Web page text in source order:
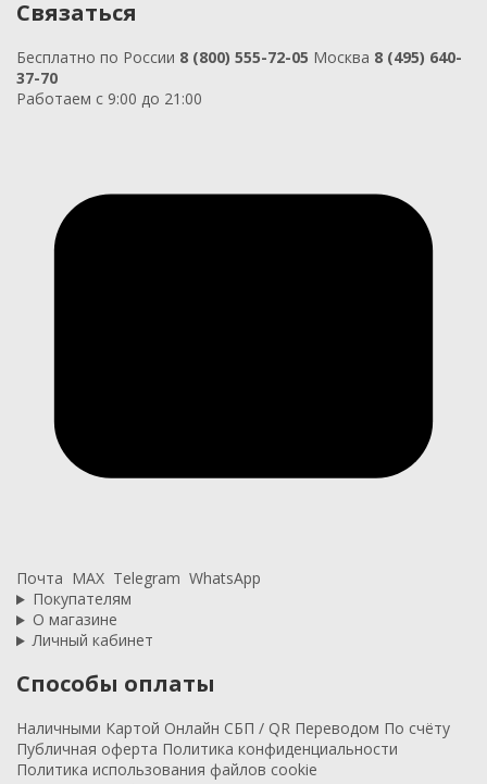
Связаться
Бесплатно по России 8 (800) 555-72-05 Москва 8 (495) 640-
37-70
Работаем с 9:00 до 21:00
Почта MAX Telegram WhatsApp
Покупателям
О магазине
Личный кабинет
Способы оплаты
Наличными Картой Онлайн СБП / QR Переводом По счёту
Публичная оферта Политика конфиденциальности
Политика использования файлов cookie